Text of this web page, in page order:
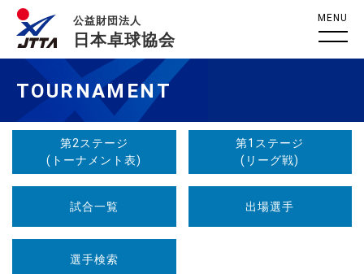
公益財団法人
日本卓球協会
MENU
TOURNAMENT
第2ステージ
(トーナメント表)
第1ステージ
(リーグ戦)
試合一覧 出場選手
選手検索